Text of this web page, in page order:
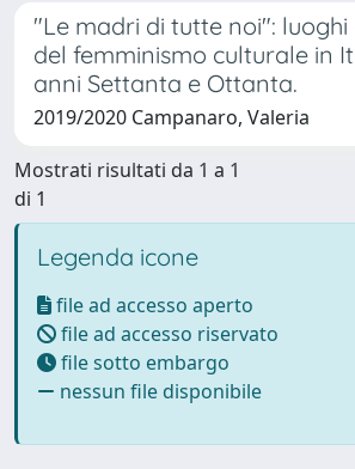
"Le madri di tutte noi":
del femminismo culturale in
anni Settanta e Ottanta.
2019/2020 Campanaro, Valeria
Mostrati risultati da 1 a 1
di 1
Legenda icone
file ad accesso aperto
file ad accesso riservato
file sotto embargo
nessun file disponibile